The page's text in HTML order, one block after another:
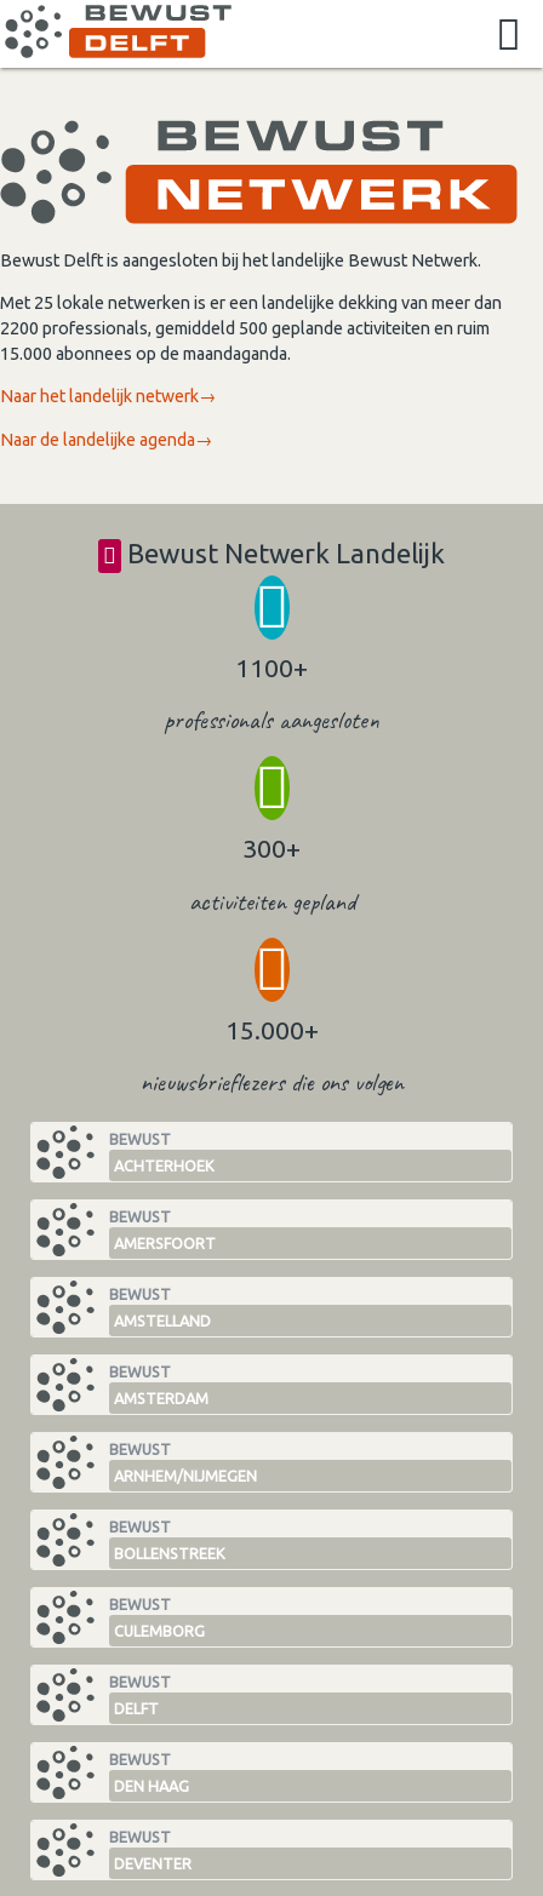
Bewust Delft is aangesloten bij het landelijke Bewust Netwerk.
Met 25 lokale netwerken is er een landelijke dekking van meer dan
2200 professionals, gemiddeld 500 geplande activiteiten en ruim
15.000 abonnees op de maandaganda.
Naar het landelijk netwerk→
Naar de landelijke agenda→
Bewust Netwerk Landelijk
1100+
professionals aangesloten
300+
activiteiten gepland
15.000+
nieuwsbrieflezers die ons volgen
BEWUST
ACHTERHOEK
BEWUST
AMERSFOORT
BEWUST
AMSTELLAND
BEWUST
AMSTERDAM
BEWUST
ARNHEM/NIJMEGEN
BEWUST
BOLLENSTREEK
BEWUST
CULEMBORG
BEWUST
DELFT
BEWUST
DEN HAAG
BEWUST
DEVENTER